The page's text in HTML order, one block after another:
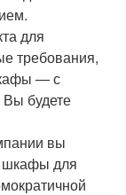
для
требования,
— с
Вы будете
вы
шкафы для